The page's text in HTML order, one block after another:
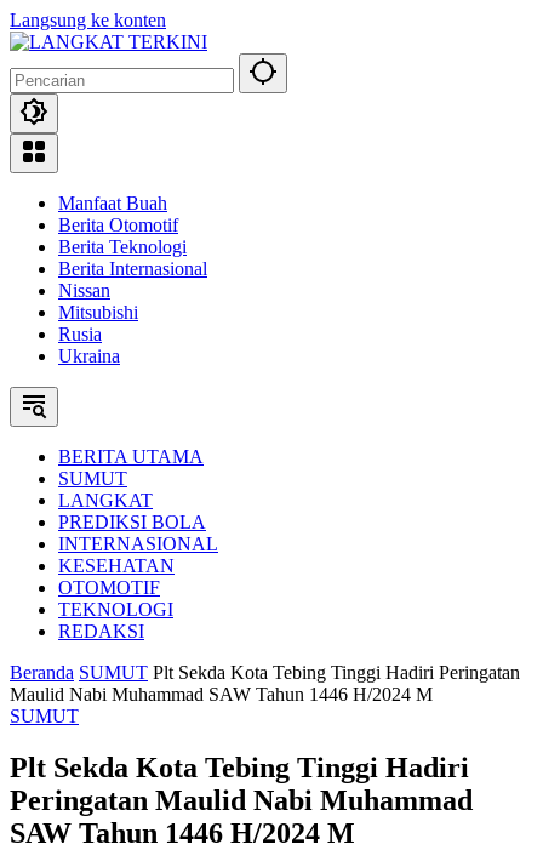
Langsung ke konten
Manfaat Buah
Berita Otomotif
Berita Teknologi
Berita Internasional
Nissan
Mitsubishi
Rusia
Ukraina
BERITA UTAMA
SUMUT
LANGKAT
PREDIKSI BOLA
INTERNASIONAL
KESEHATAN
OTOMOTIF
TEKNOLOGI
REDAKSI
Beranda SUMUT Plt Sekda Kota Tebing Tinggi Hadiri Peringatan
Maulid Nabi Muhammad SAW Tahun 1446 H/2024 M
SUMUT
Plt Sekda Kota Tebing Tinggi Hadiri
Peringatan Maulid Nabi Muhammad
SAW Tahun 1446 H/2024 M